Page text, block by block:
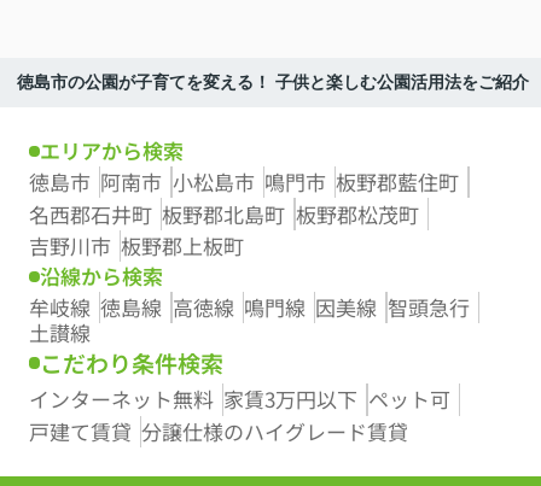
徳島市の公園が子育てを変える！ 子供と楽しむ公園活用法をご紹介
エリアから検索
徳島市 阿南市 小松島市 鳴門市 板野郡藍住町
名西郡石井町 板野郡北島町 板野郡松茂町
吉野川市 板野郡上板町
沿線から検索
牟岐線 徳島線 高徳線 鳴門線 因美線 智頭急行
土讃線
こだわり条件検索
インターネット無料 家賃3万円以下 ペット可
戸建て賃貸 分譲仕様のハイグレード賃貸